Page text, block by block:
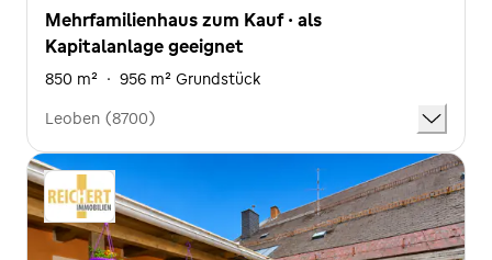
Mehrfamilienhaus zum Kauf · als
Kapitalanlage geeignet
850 m² · 956 m² Grundstück
Leoben (8700)